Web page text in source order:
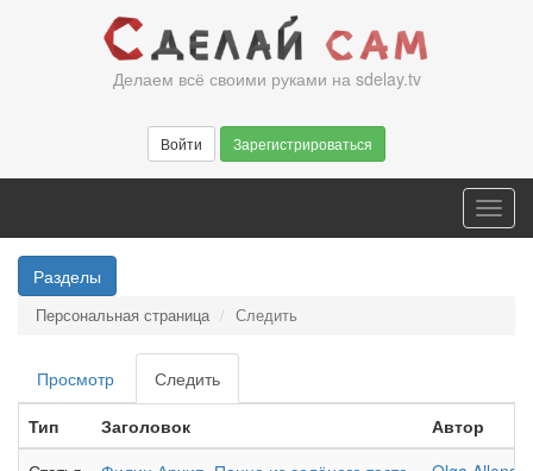
Делаем всё своими руками на sdelay.tv
Войти Зарегистрироваться
Разделы
Персональная страница Следить
Главные
вкладки
Просмотр Следить
вкладка)
Тип
Заголовок
Автор